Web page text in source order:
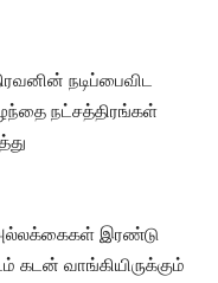
நடிப்பைவிட
நட்சத்திரங்கள்
அல்லக்கைகள் இரண்டு
கடன் வாங்கியிருக்கும்